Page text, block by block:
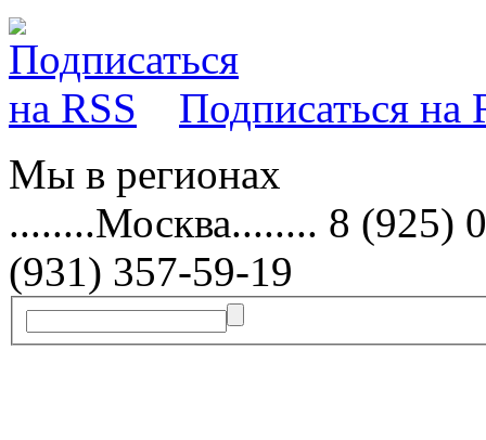
Подписаться на
Мы в регионах
........Москва........ 8 (925)
(931) 357-59-19